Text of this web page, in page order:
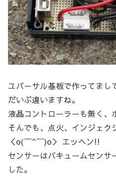
ユバーサル基板で作ってまし
だいぶ違いますね。
液晶コントローラーも無く、
そんでも、点火、インジェク
＜o(￣^￣)o＞ エッヘン!!
センサーはバキュームセンサ
した。